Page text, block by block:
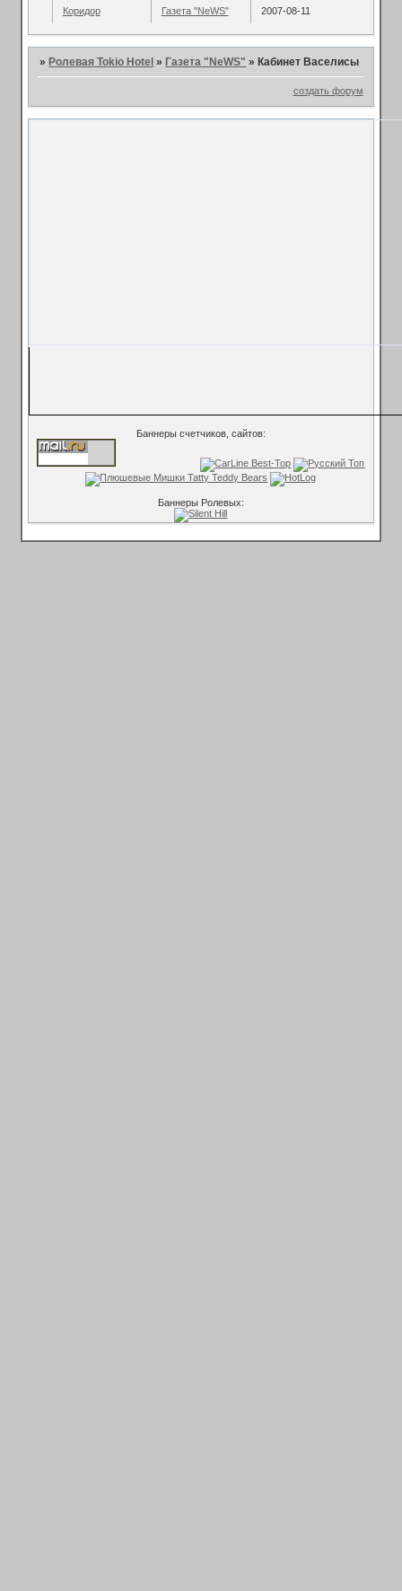
Коридор Газета "NeWS" 2007-08-11
» Ролевая Tokio Hotel » Газета "NeWS" » Кабинет Васелисы
создать форум
Баннеры счетчиков, сайтов:
Баннеры Ролевых: